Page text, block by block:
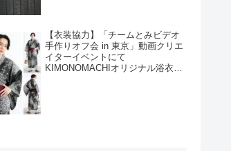
【衣装協力】「チームとみビデオ
手作りオフ会 in 東京」動画クリエ
イターイベントにて
KIMONOMACHIオリジナル浴衣を